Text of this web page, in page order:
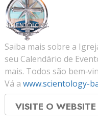
Saiba mais sobre a
seu Calendário de
mais. Todos são
Vá a www.scientology-
VISITE O WEBSITE